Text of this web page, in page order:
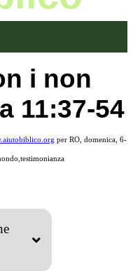
i non
11:37-54
per RO, domenica, 6-